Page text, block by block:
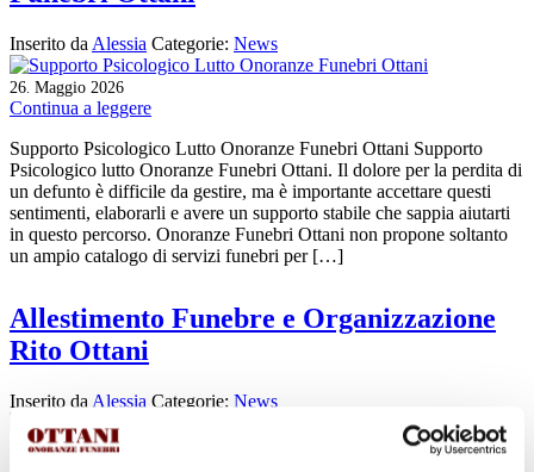
Inserito da Alessia Categorie: News
26. Maggio 2026
Continua a leggere
Supporto Psicologico Lutto Onoranze Funebri Ottani Supporto
Psicologico lutto Onoranze Funebri Ottani. Il dolore per la perdita di
un defunto è difficile da gestire, ma è importante accettare questi
sentimenti, elaborarli e avere un supporto stabile che sappia aiutarti
in questo percorso. Onoranze Funebri Ottani non propone soltanto
un ampio catalogo di servizi funebri per […]
Allestimento Funebre e Organizzazione
Rito Ottani
Inserito da Alessia Categorie: News
. Aprile2026